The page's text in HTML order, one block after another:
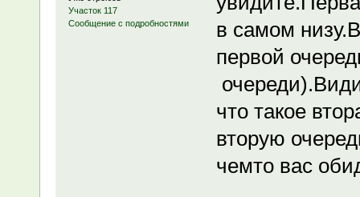
Участок 117
Сообщение с подробностями
в самом
первой
что такое
вторую
чемто вас